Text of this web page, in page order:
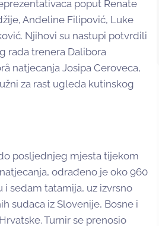
poput Renate
Anđeline Filipović, Luke
Njihovi su nastupi potvrdili
rada trenera Dalibora
natjecanja Josipa Ceroveca,
za rast ugleda kutinskog
posljednjeg mjesta tijekom
odrađeno je oko 960
sedam tatamija, uz izvrsno
sudaca iz Slovenije, Bosne i
Turnir se prenosio